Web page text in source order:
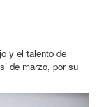
y el talento de
de marzo, por su